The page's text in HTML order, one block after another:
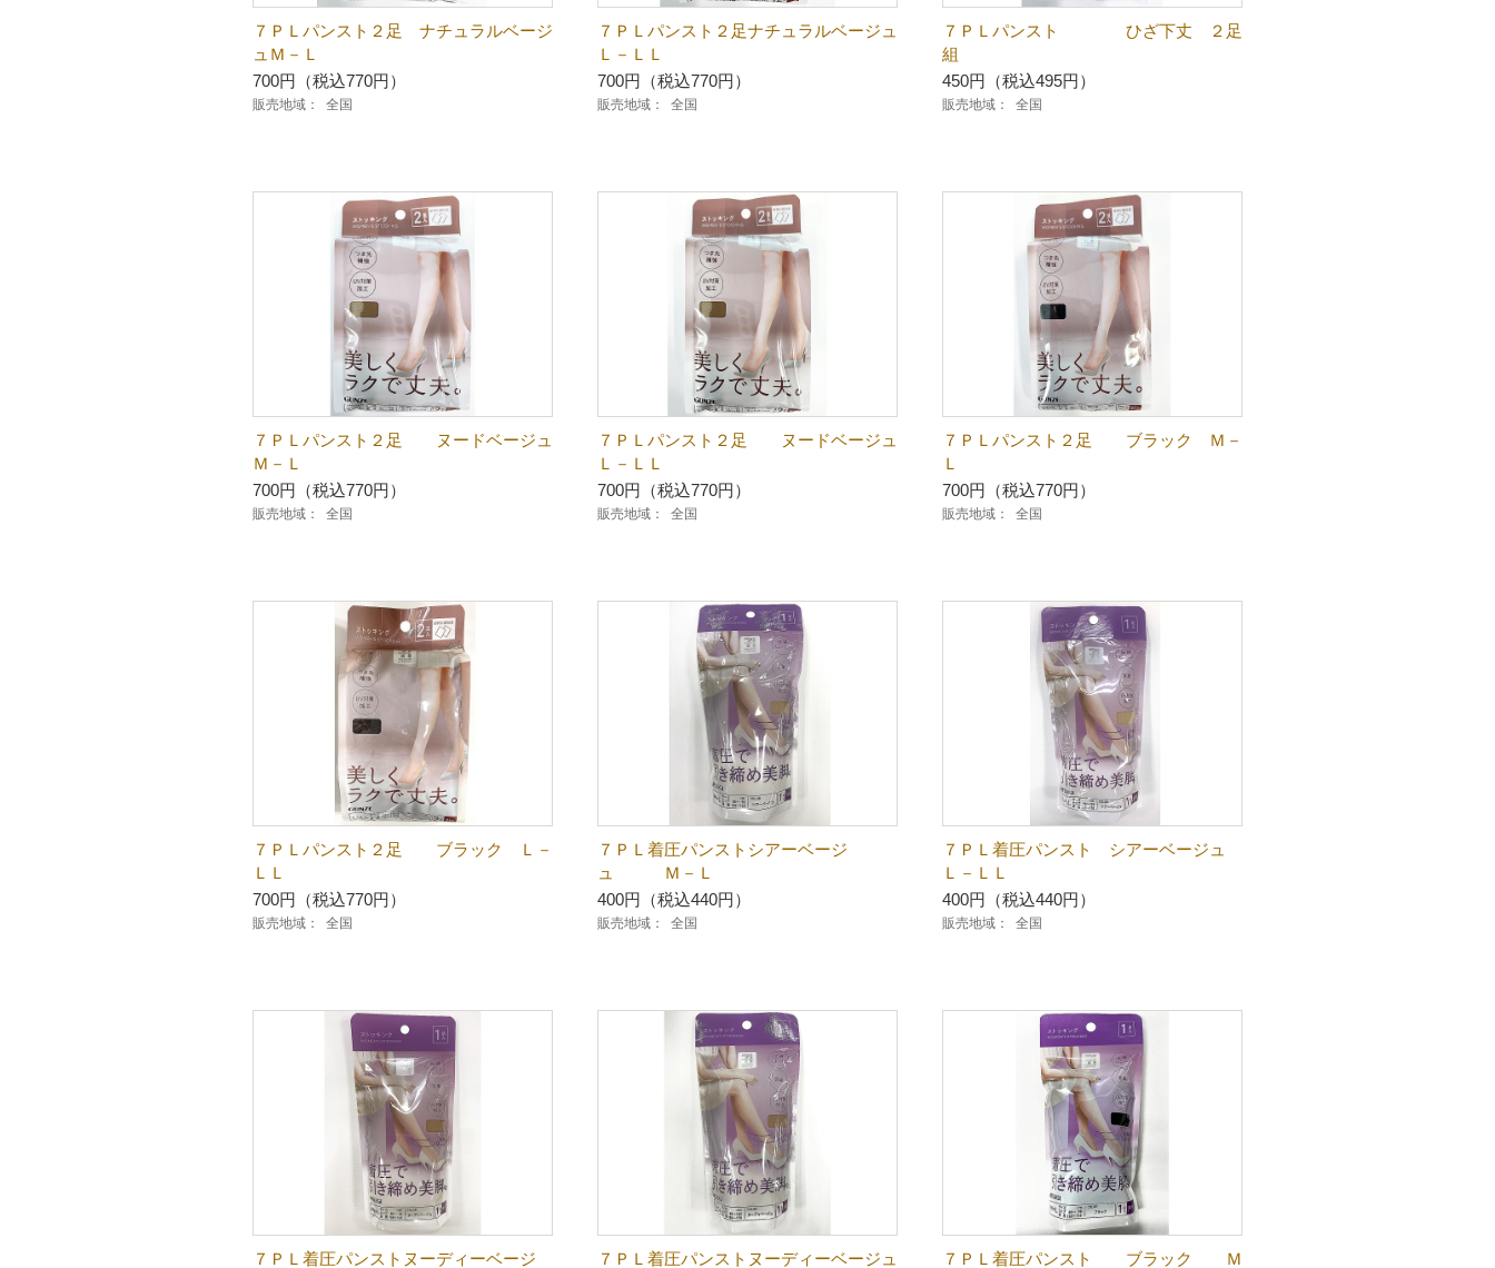
７ＰＬパンスト２足 ナチュラルベージ
ュＭ－Ｌ
700円（税込770円）
販売地域： 全国
７ＰＬパンスト２足ナチュラルベージュ
Ｌ－ＬＬ
700円（税込770円）
販売地域： 全国
７ＰＬパンスト ひざ下丈 ２足
組
450円（税込495円）
販売地域： 全国
７ＰＬパンスト２足 ヌードベージュ
Ｍ－Ｌ
700円（税込770円）
販売地域： 全国
７ＰＬパンスト２足 ヌードベージュ
Ｌ－ＬＬ
700円（税込770円）
販売地域： 全国
７ＰＬパンスト２足 ブラック Ｍ－
Ｌ
700円（税込770円）
販売地域： 全国
７ＰＬパンスト２足 ブラック Ｌ－
ＬＬ
700円（税込770円）
販売地域： 全国
７ＰＬ着圧パンストシアーベージ
ュ Ｍ－Ｌ
400円（税込440円）
販売地域： 全国
７ＰＬ着圧パンスト シアーベージュ
Ｌ－ＬＬ
400円（税込440円）
販売地域： 全国
７ＰＬ着圧パンストヌーディーベージ ７ＰＬ着圧パンストヌーディーベージュ ７ＰＬ着圧パンスト ブラック Ｍ